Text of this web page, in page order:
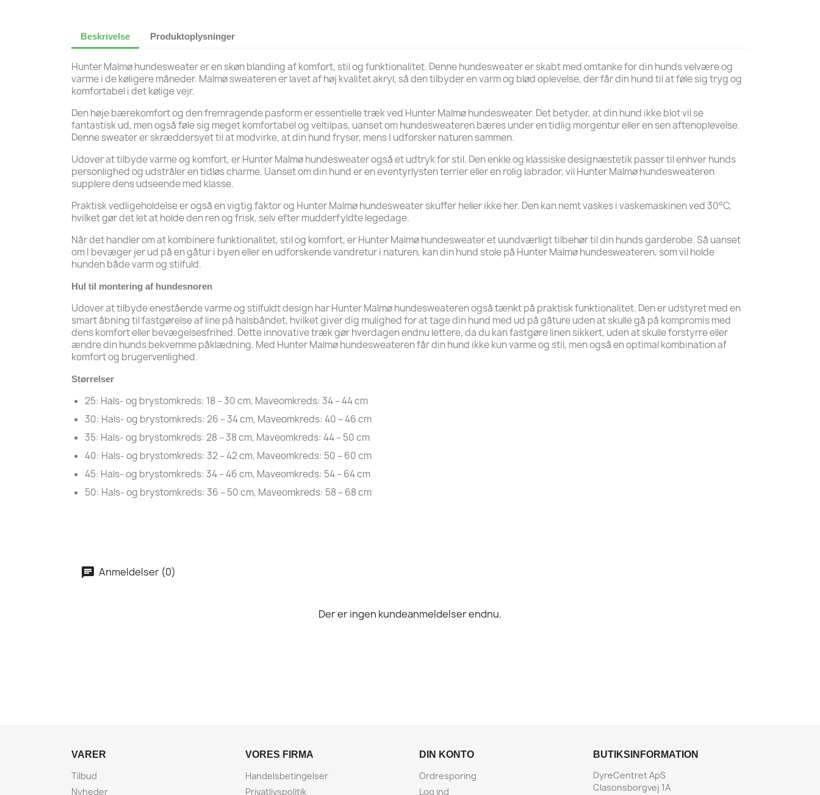
Beskrivelse Produktoplysninger
Hunter Malmø hundesweater er en skøn blanding af komfort, stil og funktionalitet. Denne hundesweater er skabt med omtanke for din hunds velvære og
varme i de køligere måneder. Malmø sweateren er lavet af høj kvalitet akryl, så den tilbyder en varm og blød oplevelse, der får din hund til at føle sig tryg og
komfortabel i det kølige vejr.
Den høje bærekomfort og den fremragende pasform er essentielle træk ved Hunter Malmø hundesweater. Det betyder, at din hund ikke blot vil se
fantastisk ud, men også føle sig meget komfortabel og veltilpas, uanset om hundesweateren bæres under en tidlig morgentur eller en sen aftenoplevelse.
Denne sweater er skræddersyet til at modvirke, at din hund fryser, mens I udforsker naturen sammen.
Udover at tilbyde varme og komfort, er Hunter Malmø hundesweater også et udtryk for stil. Den enkle og klassiske designæstetik passer til enhver hunds
personlighed og udstråler en tidløs charme. Uanset om din hund er en eventyrlysten terrier eller en rolig labrador, vil Hunter Malmø hundesweateren
supplere dens udseende med klasse.
Praktisk vedligeholdelse er også en vigtig faktor og Hunter Malmø hundesweater skuffer heller ikke her. Den kan nemt vaskes i vaskemaskinen ved 30°C,
hvilket gør det let at holde den ren og frisk, selv efter mudderfyldte legedage.
Når det handler om at kombinere funktionalitet, stil og komfort, er Hunter Malmø hundesweater et uundværligt tilbehør til din hunds garderobe. Så uanset
om I bevæger jer ud på en gåtur i byen eller en udforskende vandretur i naturen, kan din hund stole på Hunter Malmø hundesweateren, som vil holde
hunden både varm og stilfuld.
Hul til montering af hundesnoren
Udover at tilbyde enestående varme og stilfuldt design har Hunter Malmø hundesweateren også tænkt på praktisk funktionalitet. Den er udstyret med en
smart åbning til fastgørelse af line på halsbåndet, hvilket giver dig mulighed for at tage din hund med ud på gåture uden at skulle gå på kompromis med
dens komfort eller bevægelsesfrihed. Dette innovative træk gør hverdagen endnu lettere, da du kan fastgøre linen sikkert, uden at skulle forstyrre eller
ændre din hunds bekvemme påklædning. Med Hunter Malmø hundesweateren får din hund ikke kun varme og stil, men også en optimal kombination af
komfort og brugervenlighed.
Størrelser
25: Hals- og brystomkreds: 18 – 30 cm, Maveomkreds: 34 – 44 cm
30: Hals- og brystomkreds: 26 – 34 cm, Maveomkreds: 40 – 46 cm
35: Hals- og brystomkreds: 28 – 38 cm, Maveomkreds: 44 – 50 cm
40: Hals- og brystomkreds: 32 – 42 cm, Maveomkreds: 50 – 60 cm
45: Hals- og brystomkreds: 34 – 46 cm, Maveomkreds: 54 – 64 cm
50: Hals- og brystomkreds: 36 – 50 cm, Maveomkreds: 58 – 68 cm
Anmeldelser (0)
Der er ingen kundeanmeldelser endnu.
VARER
Tilbud
Nyheder
VORES FIRMA
Handelsbetingelser
Privatlivspolitik
DIN KONTO
Ordresporing
Log ind
BUTIKSINFORMATION
DyreCentret ApS
Clasonsborgvej 1A